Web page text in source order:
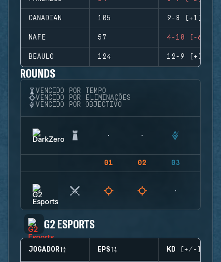
CANADIAN 105 9-8 (+1)
NAFE 57 4-10 (-6)
BEAULO 124 12-9 (+3)
ROUNDS
VENCIDO POR TEMPO
VENCIDO POR ELIMINAÇÕES
VENCIDO POR OBJECTIVO
01 02 03
G2 ESPORTS
JOGADOR EPS KD (+/-)